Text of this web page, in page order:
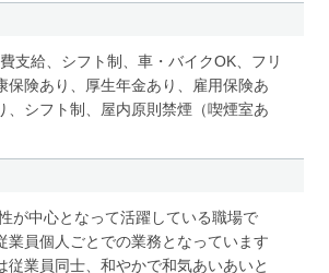
支給、シフト制、車・バイクOK、フリ
保険あり、厚生年金あり、雇用保険あ
、シフト制、屋内原則禁煙（喫煙室あ
が中心となって活躍している職場で
業員個人ごとでの業務となっています
従業員同士、和やかで和気あいあいと